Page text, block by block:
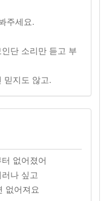
주세요.
단 소리만 듣고 부
믿지도 않고.
없어졌어
나 싶고
없어져요